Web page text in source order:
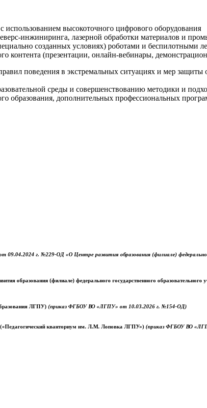
высокоточного цифрового оборудования
инжиниринга, лазерной обработки материалов и
созданных условиях) роботами и беспилотными
контента (презентации, онлайн-вебинары,
поведения в экстремальных ситуациях и мер
среды и совершенствованию методики и
образования, дополнительных профессиональных
г. №229-ОД «О Центре развития образования (филиале)
образования (филиале) федерального государственного образовательного
ЛГПУ) (приказ ФГБОУ ВО «ЛГПУ» от 10.03.2026 г. №154-ОД)
кванториум им. Л.М. Лоповка ЛГПУ») (приказ ФГБОУ ВО